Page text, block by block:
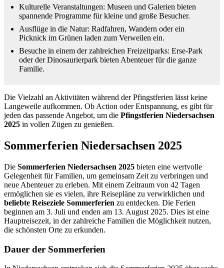
Kulturelle Veranstaltungen: Museen und Galerien bieten
spannende Programme für kleine und große Besucher.
Ausflüge in die Natur: Radfahren, Wandern oder ein
Picknick im Grünen laden zum Verweilen ein.
Besuche in einem der zahlreichen Freizeitparks: Erse-Park
oder der Dinosaurierpark bieten Abenteuer für die ganze
Familie.
Die Vielzahl an Aktivitäten während der Pfingstferien lässt keine
Langeweile aufkommen. Ob Action oder Entspannung, es gibt für
jeden das passende Angebot, um die Pfingstferien Niedersachsen
2025 in vollen Zügen zu genießen.
Sommerferien Niedersachsen 2025
Die Sommerferien Niedersachsen 2025 bieten eine wertvolle
Gelegenheit für Familien, um gemeinsam Zeit zu verbringen und
neue Abenteuer zu erleben. Mit einem Zeitraum von 42 Tagen
ermöglichen sie es vielen, ihre Reisepläne zu verwirklichen und
beliebte Reiseziele Sommerferien zu entdecken. Die Ferien
beginnen am 3. Juli und enden am 13. August 2025. Dies ist eine
Hauptreisezeit, in der zahlreiche Familien die Möglichkeit nutzen,
die schönsten Orte zu erkunden.
Dauer der Sommerferien